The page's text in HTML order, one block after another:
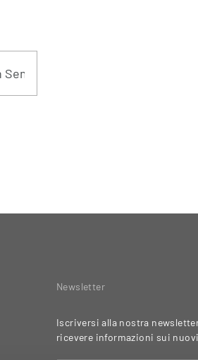
Newsletter
Iscriversi alla nostra
ricevere informazioni sui